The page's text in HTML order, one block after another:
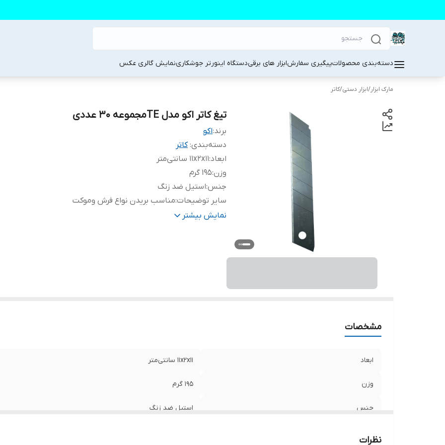
دسته‌بندی محصولاتپیگیری سفارشابزار های برقیدستگاه اینورتر جوشکارینمایش گالری عکس
مارک ابزار/ابزار دستی/کاتر
تیغ کاتر اکو مدل TEمجموعه 30 عددی
برند:اکو
دسته‌بندی:کاتر
ابعاد:11x2x11 سانتی‌متر
وزن:195 گرم
جنس:استیل ضد زنگ
سایر توضیحات:مناسب بریدن نواع فرش وموکت
رنگ:زرد
نمایش بیشتر
مشخصات
ابعاد 11x2x11 سانتی‌متر
وزن 195 گرم
جنس استیل ضد زنگ
نظرات